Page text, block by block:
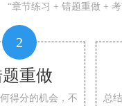
“章节练习 + 错题重做 +
2
重做
得分的机会，不
总